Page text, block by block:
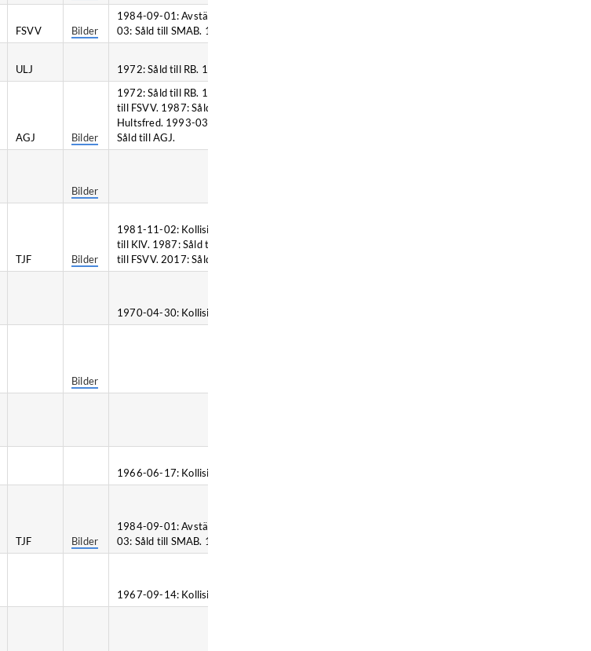
FSVV Bilder
1984-09-01: Avställd. 1985: Såld till FSVV. 1987: Såld till VHVJ. 1993-
03: Såld till SMAB. 1997: Såld till JAB. 2010: Såld till SH.
ULJ 1972: Såld till RB. 1987: Såld till ULJ.
AGJ Bilder
1972: Såld till RB. 1982-03: Såld till SJ. 1984-09-01: Avställd. 1985: Såld
till FSVV. 1987: Såld till VHVJ. 1989-08-12: Krockskadad med YP 797 i
Hultsfred. 1993-03: Såld till SMAB. 1997-10-18: Såld till FSVV. 2010:
Såld till AGJ.
Bilder
TJF Bilder
1981-11-02: Kollision, Evedal. 1982: Såld till Björn Karlsson. 1982: Såld
till KlV. 1987: Såld till VHVJ. 1993-03: Såld till SMAB. 1997-10-18: Såld
till FSVV. 2017: Såld till TJF.
1970-04-30: Kollision, Braås.
Bilder
1966-06-17: Kollision, Tjursbo.
TJF Bilder
1984-09-01: Avställd. 1985: Såld till FSVV. 1987: Såld till VHVJ. 1993-
03: Såld till SMAB. 1997-10-18: Såld till FSVV. 2017: Såld till TJF.
1967-09-14: Kollision, Stocksund.